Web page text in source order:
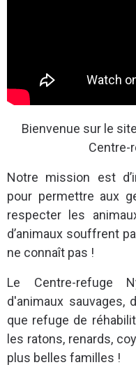
Bienvenue sur le
Centre-
Notre mission est
pour permettre aux
respecter les
d’animaux souffrent
ne connaît pas !
Le Centre-refuge
d'animaux sauvages,
que refuge de
les ratons, renards,
plus belles familles !